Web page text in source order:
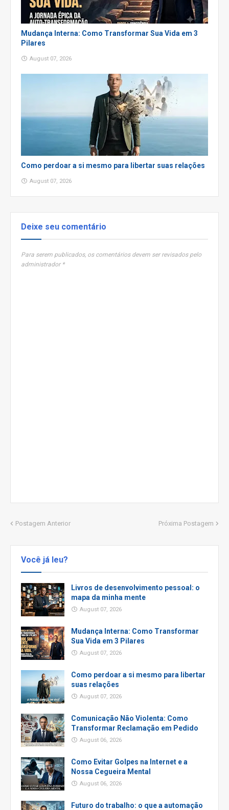
Mudança Interna: Como Transformar Sua Vida em 3
Pilares
August 07, 2026
Como perdoar a si mesmo para libertar suas relações
August 07, 2026
Deixe seu comentário
Para serem publicados, os comentários devem ser revisados pelo
administrador *
Postagem Anterior Próxima Postagem
Você já leu?
Livros de desenvolvimento pessoal: o
mapa da minha mente
August 07, 2026
Mudança Interna: Como Transformar
Sua Vida em 3 Pilares
August 07, 2026
Como perdoar a si mesmo para libertar
suas relações
August 07, 2026
Comunicação Não Violenta: Como
Transformar Reclamação em Pedido
August 06, 2026
Como Evitar Golpes na Internet e a
Nossa Cegueira Mental
August 06, 2026
Futuro do trabalho: o que a automação